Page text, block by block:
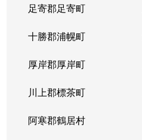
足寄郡足寄町
十勝郡浦幌町
厚岸郡厚岸町
川上郡標茶町
阿寒郡鶴居村